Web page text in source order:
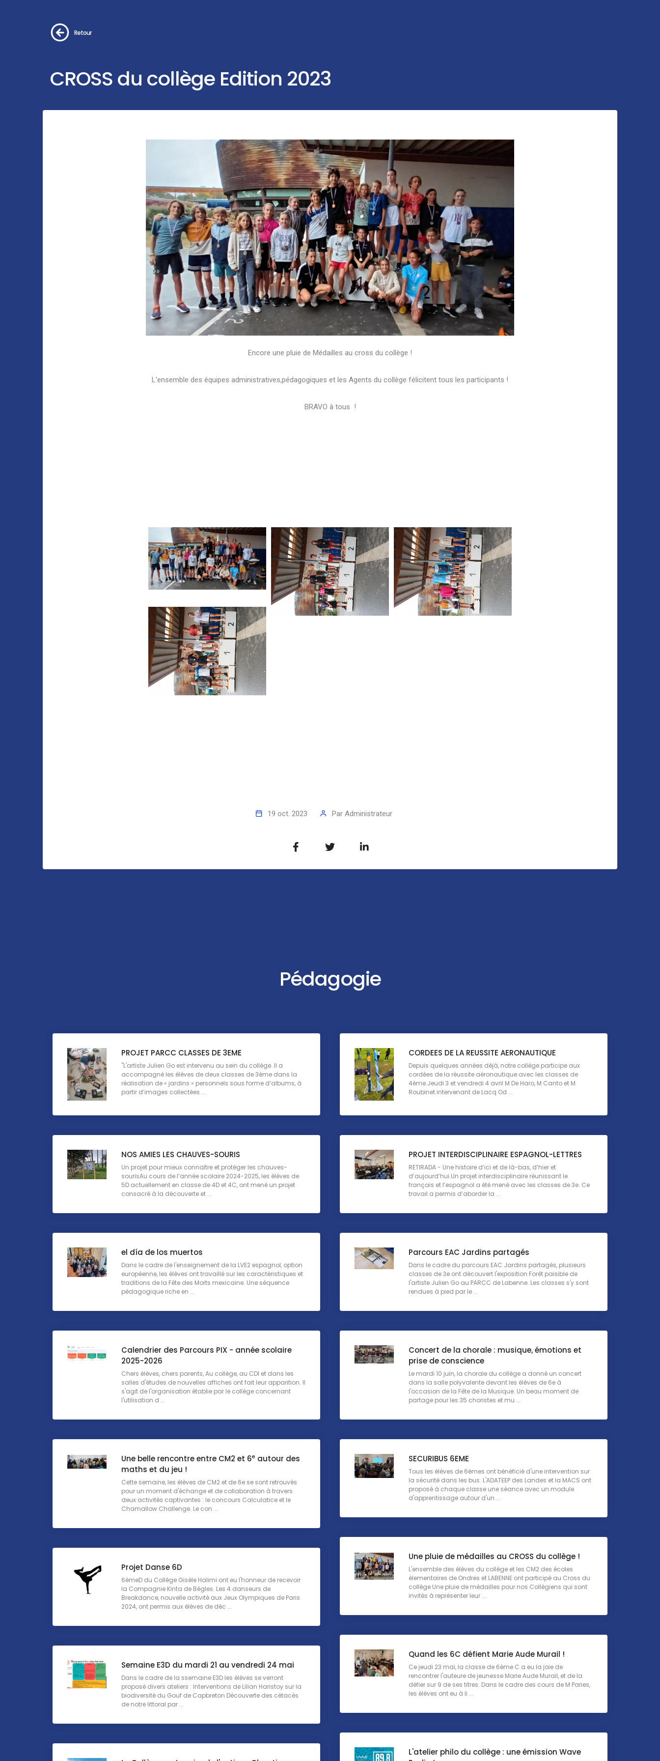
Retour
CROSS du collège Edition 2023
Encore une pluie de Médailles au cross du collège !
L'ensemble des équipes administratives,pédagogiques et les Agents du collège félicitent tous les participants !
BRAVO à tous !
19 oct. 2023 Par Administrateur
Pédagogie
PROJET PARCC CLASSES DE 3EME
"L'artiste Julien Go est intervenu au sein du collège. Il a
accompagné les élèves de deux classes de 3ème dans la
réalisation de « jardins » personnels sous forme d’albums, à
partir d’images collectées ...
CORDEES DE LA REUSSITE AERONAUTIQUE
Depuis quelques années déjà, notre collège participe aux
cordées de la réussite aéronautique avec les classes de
4ème.Jeudi 3 et vendredi 4 avril M De Haro, M Canto et M
Roubinet intervenant de Lacq Od ...
NOS AMIES LES CHAUVES-SOURIS
Un projet pour mieux connaître et protéger les chauves-
sourisAu cours de l’année scolaire 2024-2025, les élèves de
5D actuellement en classe de 4D et 4C, ont mené un projet
consacré à la découverte et ...
PROJET INTERDISCIPLINAIRE ESPAGNOL-LETTRES
RETIRADA - Une histoire d’ici et de là-bas, d’hier et
d’aujourd’hui.Un projet interdisciplinaire réunissant le
français et l’espagnol a été mené avec les classes de 3e. Ce
travail a permis d’aborder la ...
el día de los muertos
Dans le cadre de l'enseignement de la LVE2 espagnol, option
européenne, les élèves ont travaillé sur les caractéristiques et
traditions de la Fête des Morts mexicaine. Une séquence
pédagogique riche en ...
Parcours EAC Jardins partagés
Dans le cadre du parcours EAC Jardins partagés, plusieurs
classes de 3e ont découvert l'exposition Forêt paisible de
l'artiste Julien Go au PARCC de Labenne. Les classes s'y sont
rendues à pied par le ...
Calendrier des Parcours PIX - année scolaire
2025-2026
Chers élèves, chers parents, Au collège, au CDI et dans les
salles d'études de nouvelles affiches ont fait leur apparition. Il
s'agit de l'organisation établie par le collège concernant
l'utilisation d ...
Concert de la chorale : musique, émotions et
prise de conscience
Le mardi 10 juin, la chorale du collège a donné un concert
dans la salle polyvalente devant les élèves de 6e à
l'occasion de la Fête de la Musique. Un beau moment de
partage pour les 35 choristes et mu ...
Une belle rencontre entre CM2 et 6e autour des
maths et du jeu !
Cette semaine, les élèves de CM2 et de 6e se sont retrouvés
pour un moment d'échange et de collaboration à travers
deux activités captivantes : le concours Calculatice et le
Chamallow Challenge. Le con ...
SECURIBUS 6EME
Tous les élèves de 6èmes ont bénéficié d'une intervention sur
la sécurité dans les bus. L'ADATEEP des Landes et la MACS ont
proposé à chaque classe une séance avec un module
d'apprentissage autour d'un ...
Une pluie de médailles au CROSS du collège !
L'ensemble des élèves du collège et les CM2 des écoles
élementaires de Ondres et LABENNE ont participé au Cross du
collège Une pluie de médailles pour nos Collègiens qui sont
invités à représenter leur ...
Projet Danse 6D
6èmeD du Collège Gisèle Halimi ont eu l'honneur de recevoir
la Compagnie Kinta de Bègles. Les 4 danseurs de
Breakdance, nouvelle activité aux Jeux Olympiques de Paris
2024, ont permis aux élèves de déc ...
Quand les 6C défient Marie Aude Murail !
Ce jeudi 23 mai, la classe de 6ème C a eu la joie de
rencontrer l'auteure de jeunesse Marie Aude Murail, et de la
défier sur 9 de ses titres. Dans le cadre des cours de M Paries,
les élèves ont eu à li ...
Semaine E3D du mardi 21 au vendredi 24 mai
Dans le cadre de la ssemaine E3D les élèves se verront
proposé divers ateliers : Interventions de Lilian Haristoy sur la
biodiversité du Gouf de Capbreton Découverte des cétacés
de notre littoral par ...
L'atelier philo du collège : une émission Wave